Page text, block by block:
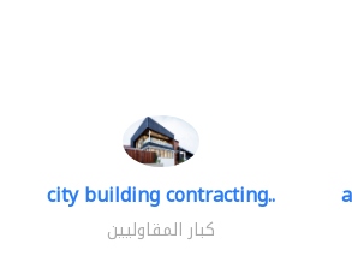
city building contracting..
كبار المقاوليين